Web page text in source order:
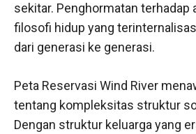
sekitar. Penghormatan terhadap
filosofi hidup yang
dari generasi ke generasi.
Peta Reservasi Wind River
tentang kompleksitas struktur
Dengan struktur keluarga yang